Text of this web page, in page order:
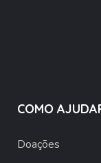
COMO
Doações